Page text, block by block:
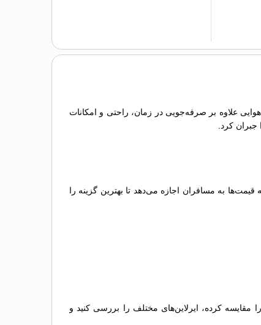
علاوه بر صرفه‌جویی در زمان، راحتی و امکانات
کرد.
به مسافران اجازه می‌دهد تا بهترین گزینه را
مقایسه کرده، ایرلاین‌های مختلف را بررسی کنید و